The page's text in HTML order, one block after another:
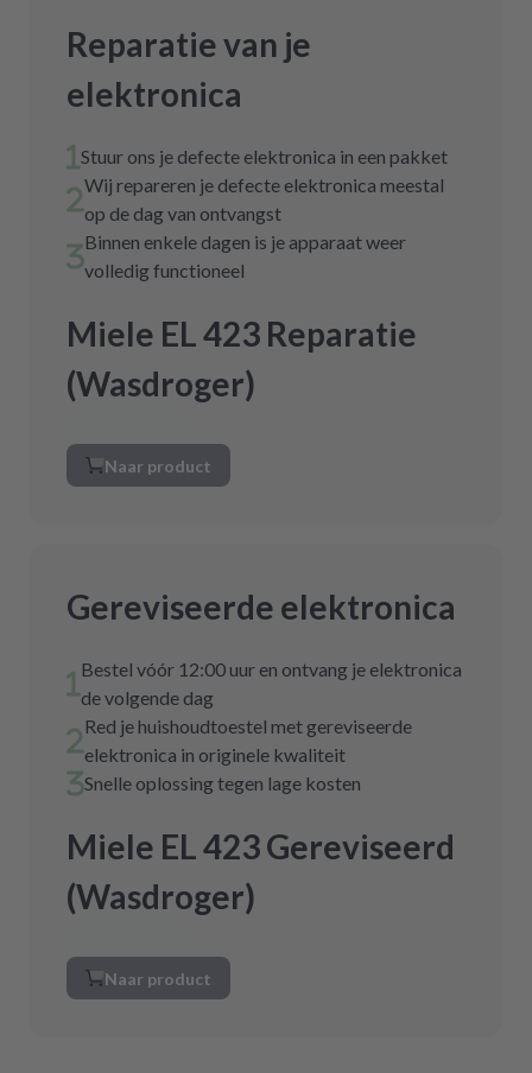
Reparatie van je
elektronica
Stuur ons je defecte elektronica in een pakket
Wij repareren je defecte elektronica meestal
op de dag van ontvangst
Binnen enkele dagen is je apparaat weer
volledig functioneel
Miele EL 423 Reparatie
(Wasdroger)
Naar product
Gereviseerde elektronica
Bestel vóór 12:00 uur en ontvang je elektronica
de volgende dag
Red je huishoudtoestel met gereviseerde
elektronica in originele kwaliteit
Snelle oplossing tegen lage kosten
Miele EL 423 Gereviseerd
(Wasdroger)
Naar product